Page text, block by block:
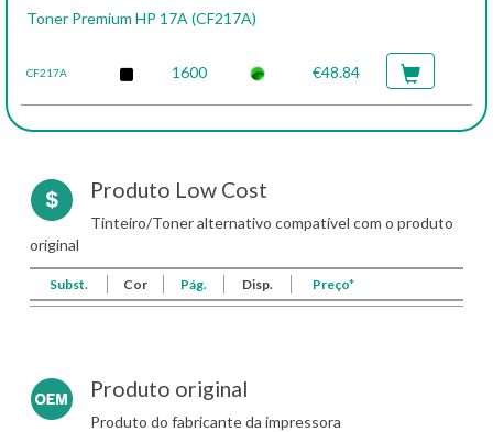
Toner Premium HP 17A (CF217A)
CF217A 1600 €48.84
Produto Low Cost
Tinteiro/Toner alternativo compatível com o produto
original
Subst. Cor Pág. Disp. Preço*
Produto original
Produto do fabricante da impressora